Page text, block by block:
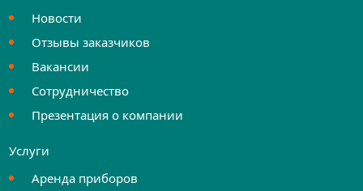
Новости
Отзывы заказчиков
Вакансии
Сотрудничество
Презентация о компании
Услуги
Аренда приборов